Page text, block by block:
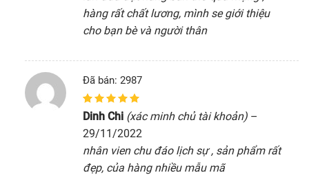
hàng rất chất lương, mình se giới thiệu
cho bạn bè và người thân
Đã bán: 2987
5trên 5 dựa
trên
1
đánh giá
Dinh Chi (xác minh chủ tài khoản) –
29/11/2022
nhân vien chu đáo lịch sự , sản phẩm rất
đẹp, của hàng nhiều mẫu mã